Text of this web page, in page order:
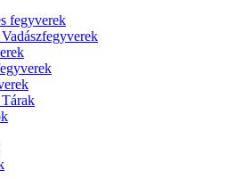
fegyverek